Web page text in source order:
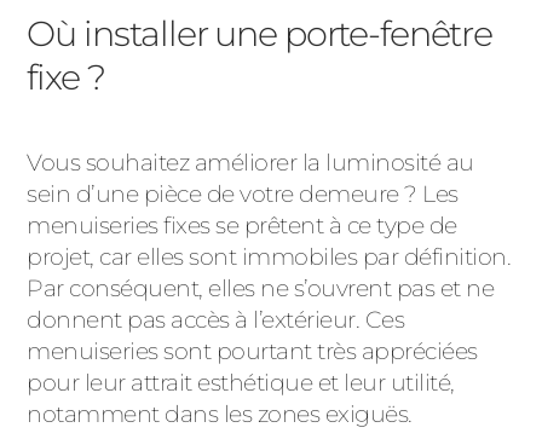
Où installer une porte-fenêtre
fixe ?
Vous souhaitez améliorer la luminosité au
sein d’une pièce de votre demeure ? Les
menuiseries fixes se prêtent à ce type de
projet, car elles sont immobiles par définition.
Par conséquent, elles ne s’ouvrent pas et ne
donnent pas accès à l’extérieur. Ces
menuiseries sont pourtant très appréciées
pour leur attrait esthétique et leur utilité,
notamment dans les zones exiguës.